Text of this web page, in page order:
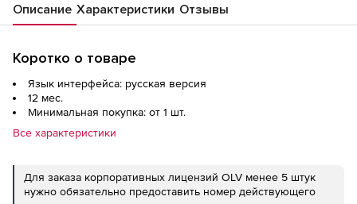
Описание Характеристики Отзывы
Коротко о товаре
Язык интерфейса: русская версия
12 мес.
Минимальная покупка: от 1 шт.
Все характеристики
Для заказа корпоративных лицензий OLV менее 5 штук
нужно обязательно предоставить номер действующего